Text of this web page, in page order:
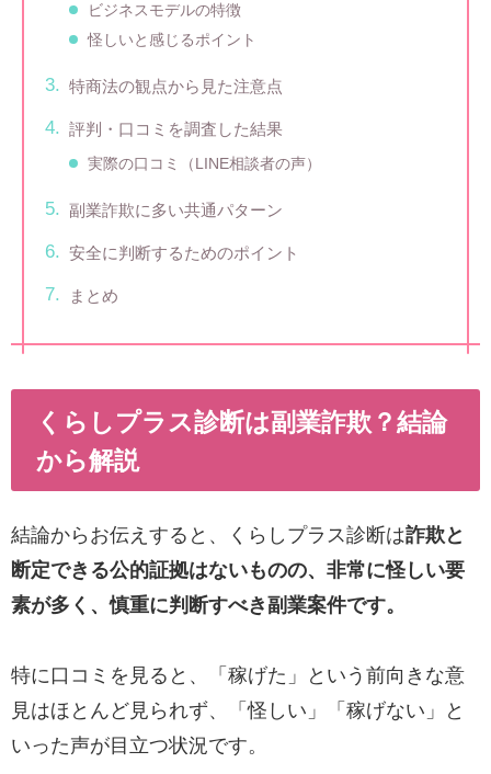
ビジネスモデルの特徴
怪しいと感じるポイント
特商法の観点から見た注意点
評判・口コミを調査した結果
実際の口コミ（LINE相談者の声）
副業詐欺に多い共通パターン
安全に判断するためのポイント
まとめ
くらしプラス診断は副業詐欺？結論
から解説
結論からお伝えすると、くらしプラス診断は詐欺と
断定できる公的証拠はないものの、非常に怪しい要
素が多く、慎重に判断すべき副業案件です。
特に口コミを見ると、「稼げた」という前向きな意
見はほとんど見られず、「怪しい」「稼げない」と
いった声が目立つ状況です。